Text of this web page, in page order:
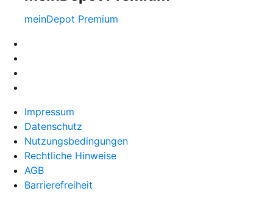
meinDepot Premium
Impressum
Datenschutz
Nutzungsbedingungen
Rechtliche Hinweise
AGB
Barrierefreiheit